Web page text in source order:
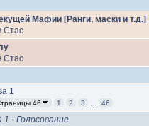
Мафии [Ранги, маски и т.д.]
Стас
Стас
1
46 1 2 3 46
- Голосование